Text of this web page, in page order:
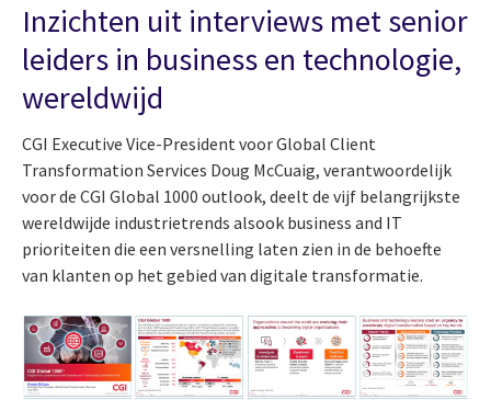
Inzichten uit interviews met senior
leiders in business en technologie,
wereldwijd
CGI Executive Vice-President voor Global Client
Transformation Services Doug McCuaig, verantwoordelijk
voor de CGI Global 1000 outlook, deelt de vijf belangrijkste
wereldwijde industrietrends alsook business and IT
prioriteiten die een versnelling laten zien in de behoefte
van klanten op het gebied van digitale transformatie.